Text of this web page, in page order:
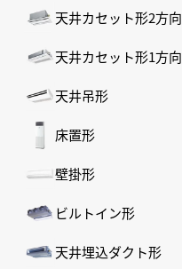
天井カセット形2方向
天井カセット形1方向
天井吊形
床置形
壁掛形
ビルトイン形
天井埋込ダクト形